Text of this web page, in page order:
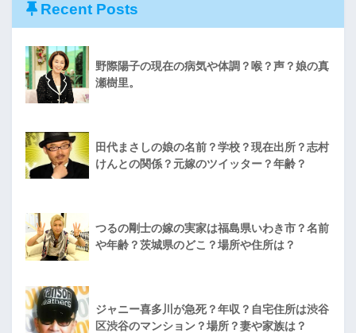
Recent Posts
野際陽子の現在の病気や体調？喉？声？娘の真
瀬樹里。
田代まさしの娘の名前？学校？現在出所？志村
けんとの関係？元嫁のツイッター？年齢？
つるの剛士の嫁の実家は福島県いわき市？名前
や年齢？茨城県のどこ？場所や住所は？
ジャニー喜多川が急死？年収？自宅住所は渋谷
区渋谷のマンション？場所？妻や家族は？